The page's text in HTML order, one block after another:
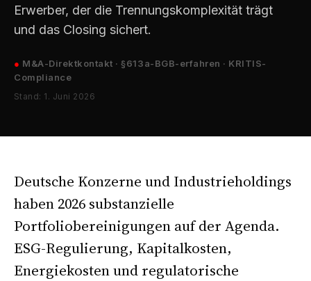
Erwerber, der die Trennungskomplexität trägt
und das Closing sichert.
● M&A-Direktkontakt · §613a-BGB-erfahren · KRITIS-
Compliance
Stand: 1. Juni 2026
Deutsche Konzerne und Industrieholdings
haben 2026 substanzielle
Portfoliobereinigungen auf der Agenda.
ESG-Regulierung, Kapitalkosten,
Energiekosten und regulatorische